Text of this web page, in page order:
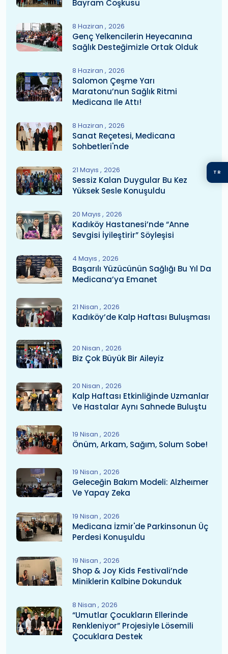
TR
Bayram Coşkusu
8 Haziran 2026
Genç Yelkencilerin Heyecanına
Sağlık Desteğimizle Ortak Olduk
8 Haziran 2026
Salomon Çeşme Yarı
Maratonu’nun Sağlık Ritmi
Medicana Ile Attı!
8 Haziran 2026
Sanat Reçetesi, Medicana
Sohbetleri'nde
21 Mayıs 2026
Sessiz Kalan Duygular Bu Kez
Yüksek Sesle Konuşuldu
20 Mayıs 2026
Kadıköy Hastanesi’nde “Anne
Sevgisi İyileştirir” Söyleşisi
4 Mayıs 2026
Başarılı Yüzücünün Sağlığı Bu Yıl Da
Medicana’ya Emanet
21 Nisan 2026
Kadıköy’de Kalp Haftası Buluşması
20 Nisan 2026
Biz Çok Büyük Bir Aileyiz
20 Nisan 2026
Kalp Haftası Etkinliğinde Uzmanlar
Ve Hastalar Aynı Sahnede Buluştu
19 Nisan 2026
Önüm, Arkam, Sağım, Solum Sobe!
19 Nisan 2026
Geleceğin Bakım Modeli: Alzheımer
Ve Yapay Zeka
19 Nisan 2026
Medicana İzmir'de Parkinsonun Üç
Perdesi Konuşuldu
19 Nisan 2026
Shop & Joy Kids Festivali’nde
Miniklerin Kalbine Dokunduk
8 Nisan 2026
“Umutlar Çocukların Ellerinde
Renkleniyor” Projesiyle Lösemili
Çocuklara Destek